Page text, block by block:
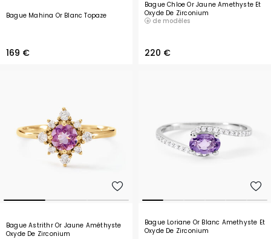
Bague Mahina Or Blanc Topaze
169 €
Bague Chloe Or Jaune Amethyste Et
Oxyde De Zirconium
de modèles
220 €
Bague Astrithr Or Jaune Améthyste
Oxyde De Zirconium
Bague Loriane Or Blanc Amethyste Et
Oxyde De Zirconium